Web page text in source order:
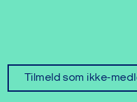
Tilmeld som ikke-